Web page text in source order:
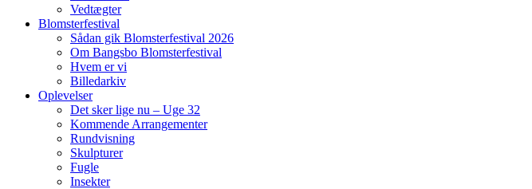
Vedtægter
Blomsterfestival
Sådan gik Blomsterfestival 2026
Om Bangsbo Blomsterfestival
Hvem er vi
Billedarkiv
Oplevelser
Det sker lige nu – Uge 32
Kommende Arrangementer
Rundvisning
Skulpturer
Fugle
Insekter